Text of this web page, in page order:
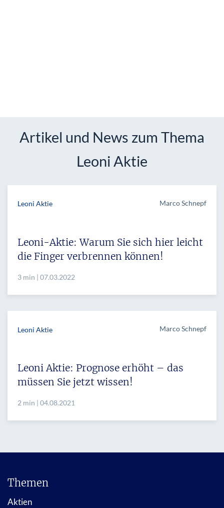
Artikel und News zum Thema
Leoni Aktie
Leoni Aktie Marco Schnepf
Leoni-Aktie: Warum Sie sich hier leicht
die Finger verbrennen können!
3 min | 07.03.2022
Leoni Aktie Marco Schnepf
Leoni Aktie: Prognose erhöht – das
müssen Sie jetzt wissen!
2 min | 04.08.2021
Themen
Aktien